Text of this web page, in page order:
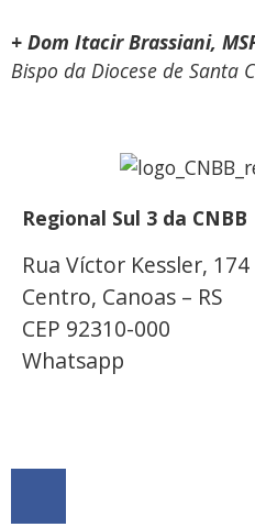
+ Dom Itacir Brassiani,
Bispo da Diocese de Santa
Regional Sul 3 da CNBB
Rua Víctor Kessler, 174
Centro, Canoas – RS
CEP 92310-000
Whatsapp